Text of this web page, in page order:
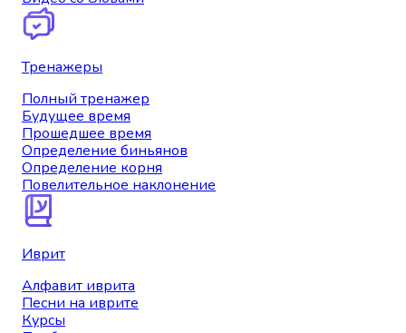
Тренажеры
Полный тренажер
Будущее время
Прошедшее время
Определение биньянов
Определение корня
Повелительное наклонение
Иврит
Алфавит иврита
Песни на иврите
Курсы